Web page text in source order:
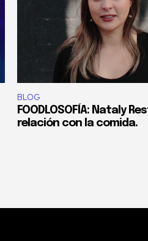
BLOG
FOODLOSOFÍA: Nataly
relación con la comida.